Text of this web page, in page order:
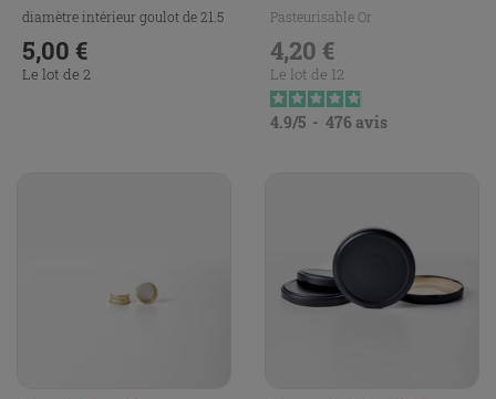
diamètre intérieur goulot de 21.5
mm.
Prix
5,00 €
Le lot de 2
Pasteurisable Or
Prix
4,20 €
Le lot de 12
4.9/5 - 476avis